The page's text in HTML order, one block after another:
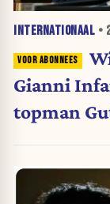
INTERNATIONAAL •
Gianni
topman